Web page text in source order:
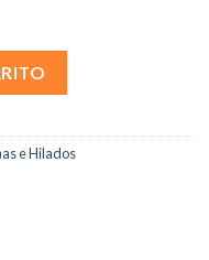
e Hilados